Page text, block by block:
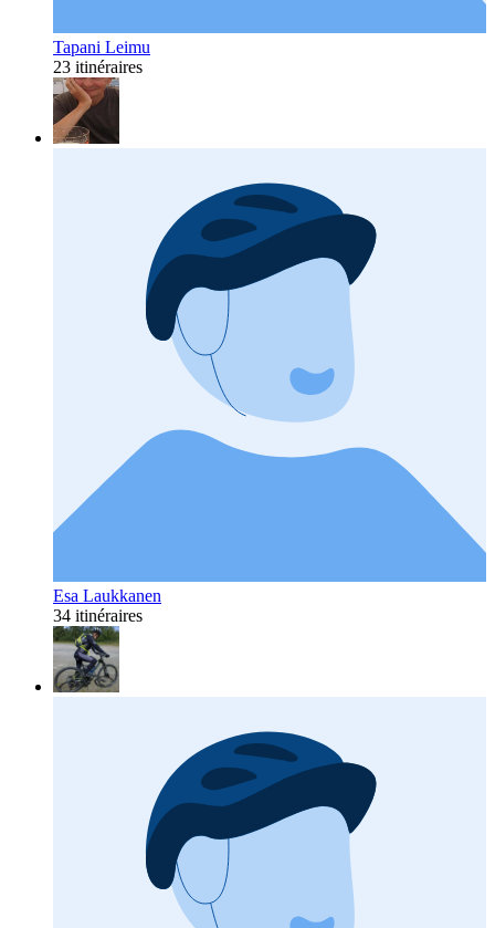
Tapani Leimu
23 itinéraires
Esa Laukkanen
34 itinéraires